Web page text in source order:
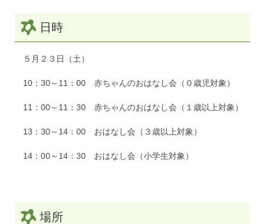
日時
５月２３日（土）
10：30～11：00 赤ちゃんのおはなし会（０歳児対象）
11：00～11：30 赤ちゃんのおはなし会（１歳以上対象）
13：30～14：00 おはなし会（３歳以上対象）
14：00～14：30 おはなし会（小学生対象）
場所